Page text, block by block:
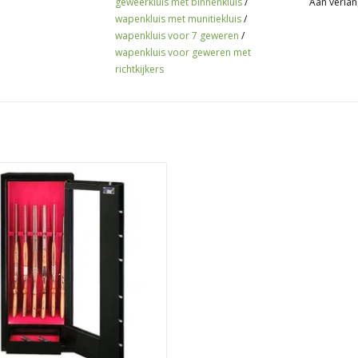
wapenkluis met munitiekluis/
wapenkluis voor 7 geweren /
wapenkluis voor geweren met
richtkijkers
Defcon 170S is uitgevoerd met
deur en uittrekbare lade.
met luxe rode viltbekleding. Biedt
plaats voor 13 geweren.
AAN WINKELWAGEN